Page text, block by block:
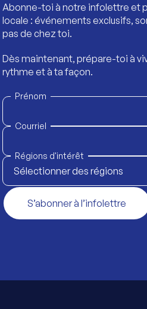
Abonne-toi à notre infolettre et
locale : événements exclusifs,
pas de chez toi.
Dès maintenant, prépare-toi à
rythme et à ta façon.
Prénom
Courriel
Régions d'intérêt
Sélectionner des régions
S’abonner à l’infolettre